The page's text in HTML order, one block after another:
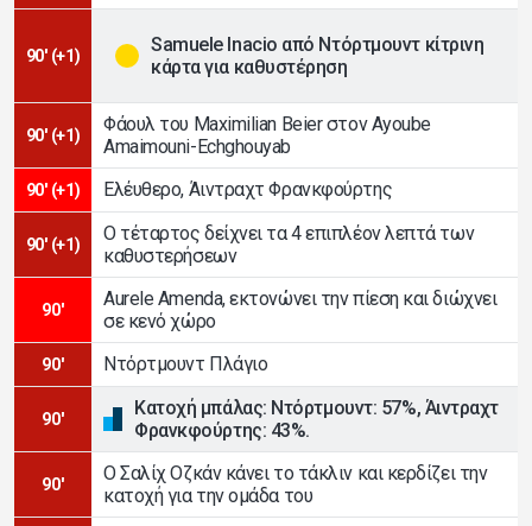
90' (+1)
Samuele Inacio από Ντόρτμουντ κίτρινη
κάρτα για καθυστέρηση
90' (+1)
Φάουλ του Maximilian Beier στον Ayoube
Amaimouni-Echghouyab
90' (+1) Ελέυθερο, Άιντραχτ Φρανκφούρτης
90' (+1)
Ο τέταρτος δείχνει τα 4 επιπλέον λεπτά των
καθυστερήσεων
90'
Aurele Amenda, εκτονώνει την πίεση και διώχνει
σε κενό χώρο
90' Ντόρτμουντ Πλάγιο
90'
Κατοχή μπάλας: Ντόρτμουντ: 57%, Άιντραχτ
Φρανκφούρτης: 43%.
90'
Ο Σαλίχ Οζκάν κάνει το τάκλιν και κερδίζει την
κατοχή για την ομάδα του